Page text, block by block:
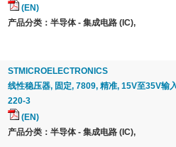
(EN)
产品分类：半导体 - 集成电路 (IC),
STMICROELECTRONICS
线性稳压器, 固定, 7809, 精准, 15V至35V输
220-3
(EN)
产品分类：半导体 - 集成电路 (IC),